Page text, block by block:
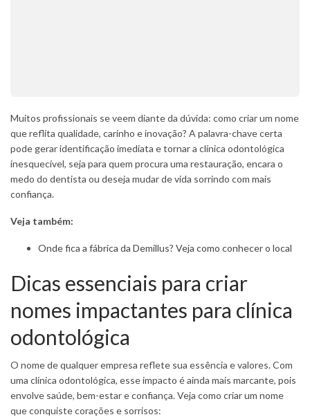
Muitos profissionais se veem diante da dúvida: como criar um nome
que reflita qualidade, carinho e inovação? A palavra-chave certa
pode gerar identificação imediata e tornar a clínica odontológica
inesquecível, seja para quem procura uma restauração, encara o
medo do dentista ou deseja mudar de vida sorrindo com mais
confiança.
Veja também:
Onde fica a fábrica da Demillus? Veja como conhecer o local
Dicas essenciais para criar
nomes impactantes para clínica
odontológica
O nome de qualquer empresa reflete sua essência e valores. Com
uma clínica odontológica, esse impacto é ainda mais marcante, pois
envolve saúde, bem-estar e confiança. Veja como criar um nome
que conquiste corações e sorrisos: